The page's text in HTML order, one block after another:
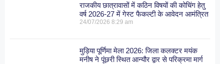
राजकीय छात्रावासों में कठिन विषयों की कोचिंग हेतु
वर्ष 2026-27 में गेस्ट फैकल्टी के आवेदन आमंत्रित
24/07/20268:29 am
मुड़िया पूर्णिमा मेला 2026: जिला कलक्टर मयंक
मनीष ने पूंछरी स्थित आन्यौर द्वार से परिक्रमा मार्ग